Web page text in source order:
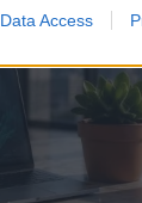
Data Access